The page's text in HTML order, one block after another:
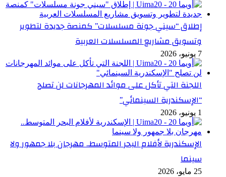
إطلاق “سيني جونة مسلسلات” كمنصة جديدة لتطوير
وتسويق مشاريع المسلسلات العربية
7 يونيو، 2026
اللجنة التي تأكل على موائد المهرجانات لن تصلح
“الإسكندرية السينمائي”
1 يونيو، 2026
الإسكندرية لأفلام البحر المتوسط.. مهرجان بلا جمهور ولا
سينما
25 مايو، 2026